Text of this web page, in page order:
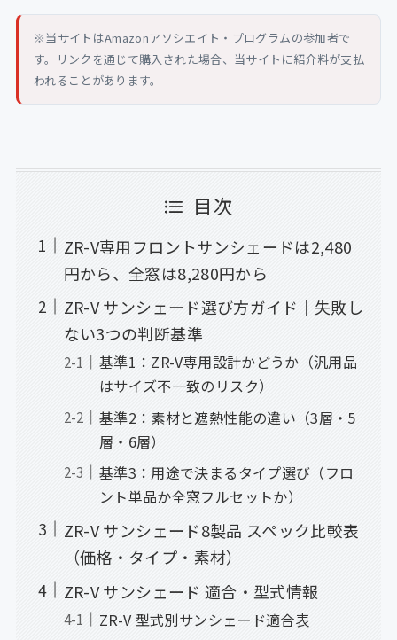
※当サイトはAmazonアソシエイト・プログラムの参加者で
す。リンクを通じて購入された場合、当サイトに紹介料が支払
われることがあります。
目次
ZR-V専用フロントサンシェードは2,480
円から、全窓は8,280円から
ZR-V サンシェード選び方ガイド｜失敗し
ない3つの判断基準
基準1：ZR-V専用設計かどうか（汎用品
はサイズ不一致のリスク）
基準2：素材と遮熱性能の違い（3層・5
層・6層）
基準3：用途で決まるタイプ選び（フロ
ント単品か全窓フルセットか）
ZR-V サンシェード8製品 スペック比較表
（価格・タイプ・素材）
ZR-V サンシェード 適合・型式情報
ZR-V 型式別サンシェード適合表